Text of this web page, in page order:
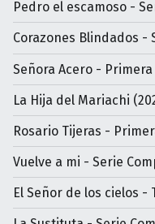
Pedro el escamoso -
Corazones Blindados -
Señora Acero -
La Hija del Mariachi
Rosario Tijeras -
Vuelve a mi - Serie
El Señor de los cielos -